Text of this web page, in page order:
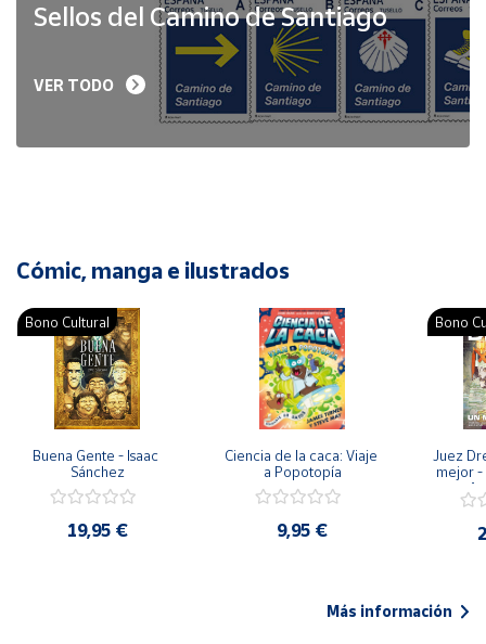
Sellos del Camino de Santiago
VER TODO
Cómic, manga e ilustrados
Bono Cultural
Buena Gente - Isaac
Sánchez
19,95 €
Ciencia de la caca: Viaje
a Popotopía
9,95 €
Bono
Juez
mejor -
Más información